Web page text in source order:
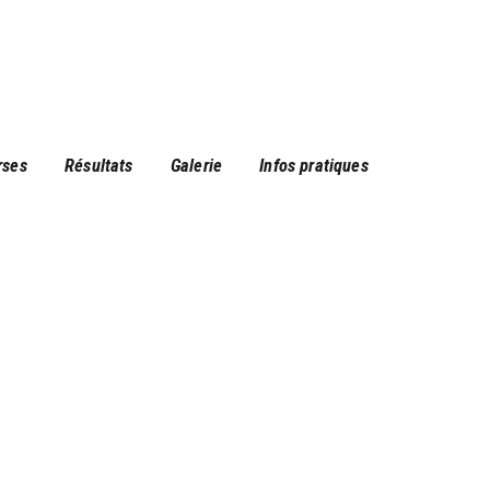
Résultats Galerie Infos pratiques